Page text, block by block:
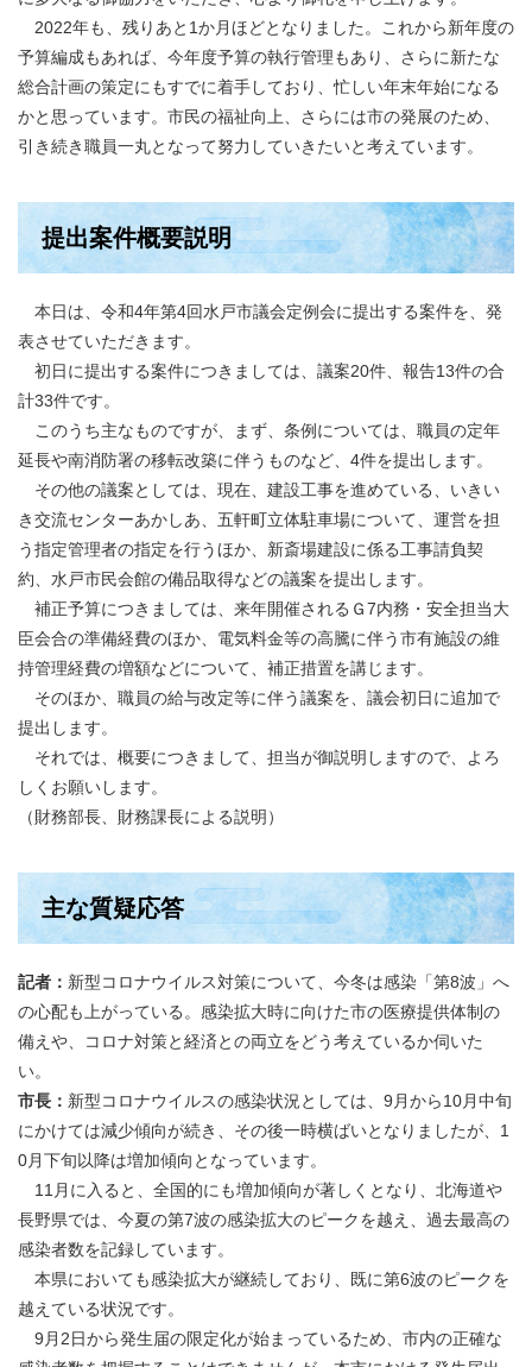
2022年も、残りあと1か月ほどとなりました。これから新年度の
予算編成もあれば、今年度予算の執行管理もあり、さらに新たな
総合計画の策定にもすでに着手しており、忙しい年末年始になる
かと思っています。市民の福祉向上、さらには市の発展のため、
引き続き職員一丸となって努力していきたいと考えています。
提出案件概要説明
本日は、令和4年第4回水戸市議会定例会に提出する案件を、発
表させていただきます。
初日に提出する案件につきましては、議案20件、報告13件の合
計33件です。
このうち主なものですが、まず、条例については、職員の定年
延長や南消防署の移転改築に伴うものなど、4件を提出します。
その他の議案としては、現在、建設工事を進めている、いきい
き交流センターあかしあ、五軒町立体駐車場について、運営を担
う指定管理者の指定を行うほか、新斎場建設に係る工事請負契
約、水戸市民会館の備品取得などの議案を提出します。
補正予算につきましては、来年開催されるＧ7内務・安全担当大
臣会合の準備経費のほか、電気料金等の高騰に伴う市有施設の維
持管理経費の増額などについて、補正措置を講じます。
そのほか、職員の給与改定等に伴う議案を、議会初日に追加で
提出します。
それでは、概要につきまして、担当が御説明しますので、よろ
しくお願いします。
（財務部長、財務課長による説明）
主な質疑応答
記者： 新型コロナウイルス対策について、今冬は感染「第8波」へ
の心配も上がっている。感染拡大時に向けた市の医療提供体制の
備えや、コロナ対策と経済との両立をどう考えているか伺いた
い。
市長： 新型コロナウイルスの感染状況としては、9月から10月中旬
にかけては減少傾向が続き、その後一時横ばいとなりましたが、1
0月下旬以降は増加傾向となっています。
11月に入ると、全国的にも増加傾向が著しくとなり、北海道や
長野県では、今夏の第7波の感染拡大のピークを越え、過去最高の
感染者数を記録しています。
本県においても感染拡大が継続しており、既に第6波のピークを
越えている状況です。
9月2日から発生届の限定化が始まっているため、市内の正確な